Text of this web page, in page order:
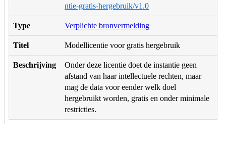
ntie-gratis-hergebruik/v1.0
Type Verplichte bronvermelding
Titel Modellicentie voor gratis hergebruik
Beschrijving
Onder deze licentie doet de instantie geen
afstand van haar intellectuele rechten, maar
mag de data voor eender welk doel
hergebruikt worden, gratis en onder minimale
restricties.